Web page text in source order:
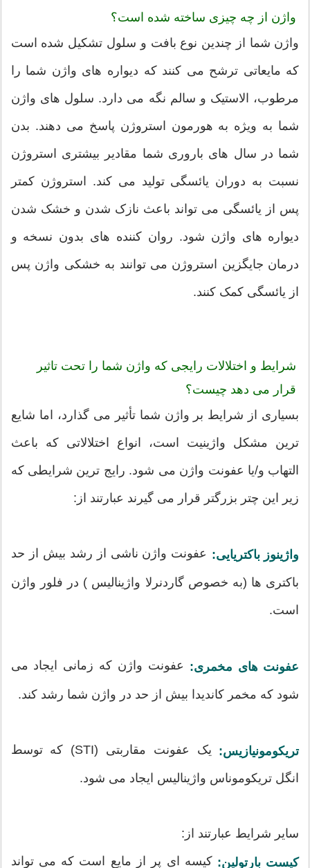
واژن از چه چیزی ساخته شده است؟
واژن شما از چندین نوع بافت و سلول تشکیل شده است
که مایعاتی ترشح می کنند که دیواره های واژن شما را
مرطوب، الاستیک و سالم نگه می دارد. سلول های واژن
شما به ویژه به هورمون استروژن پاسخ می دهند. بدن
شما در سال های باروری شما مقادیر بیشتری استروژن
نسبت به دوران یائسگی تولید می کند. استروژن کمتر
پس از یائسگی می تواند باعث نازک شدن و خشک شدن
دیواره های واژن شود. روان کننده های بدون نسخه و
درمان جایگزین استروژن می توانند به خشکی واژن پس
از یائسگی کمک کنند.
شرایط و اختلالات رایجی که واژن شما را تحت تاثیر
قرار می دهد چیست؟
بسیاری از شرایط بر واژن شما تأثیر می گذارد، اما شایع
ترین مشکل واژینیت است، انواع اختلالاتی که باعث
التهاب و/یا عفونت واژن می شود. رایج ترین شرایطی که
زیر این چتر بزرگتر قرار می گیرند عبارتند از:
واژینوز باکتریایی: عفونت واژن ناشی از رشد بیش از حد
باکتری ها (به خصوص گاردنرلا واژینالیس ) در فلور واژن
است.
عفونت های مخمری: عفونت واژن که زمانی ایجاد می
شود که مخمر کاندیدا بیش از حد در واژن شما رشد کند.
تریکومونیازیس: یک عفونت مقاربتی (STI) که توسط
انگل تریکوموناس واژینالیس ایجاد می شود.
سایر شرایط عبارتند از:
کیست بارتولین: کیسه ای پر از مایع است که می تواند